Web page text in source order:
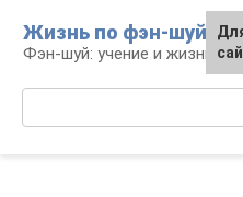
контенту
Жизнь по фэн-шуй
Фэн-шуй: учение и жизнь